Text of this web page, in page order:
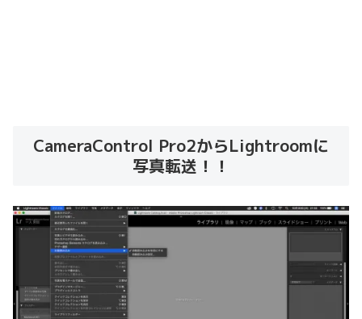
CameraControl Pro2からLightroomに
写真転送！！